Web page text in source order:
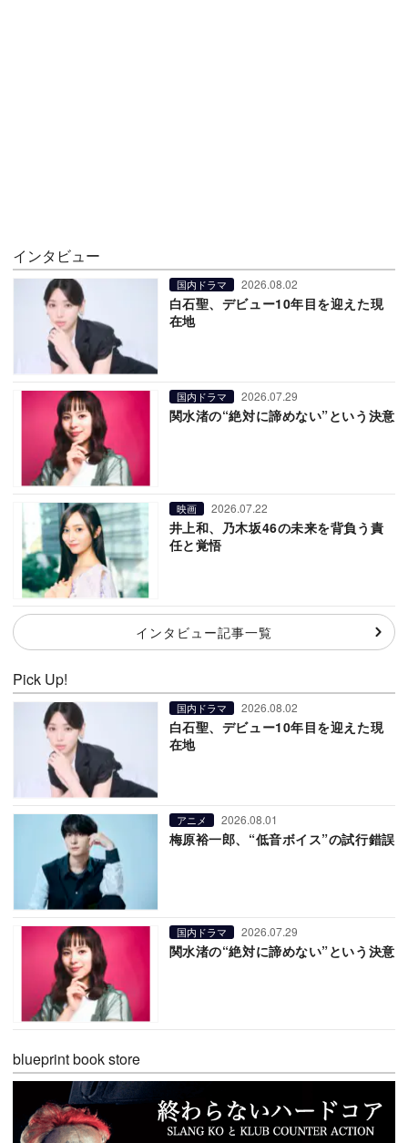
インタビュー
国内ドラマ 2026.08.02
白石聖、デビュー10年目を迎えた現
在地
国内ドラマ 2026.07.29
関水渚の“絶対に諦めない”という決意
映画 2026.07.22
井上和、乃木坂46の未来を背負う責
任と覚悟
インタビュー記事一覧
Pick Up!
国内ドラマ 2026.08.02
白石聖、デビュー10年目を迎えた現
在地
アニメ 2026.08.01
梅原裕一郎、“低音ボイス”の試行錯誤
国内ドラマ 2026.07.29
関水渚の“絶対に諦めない”という決意
blueprint book store